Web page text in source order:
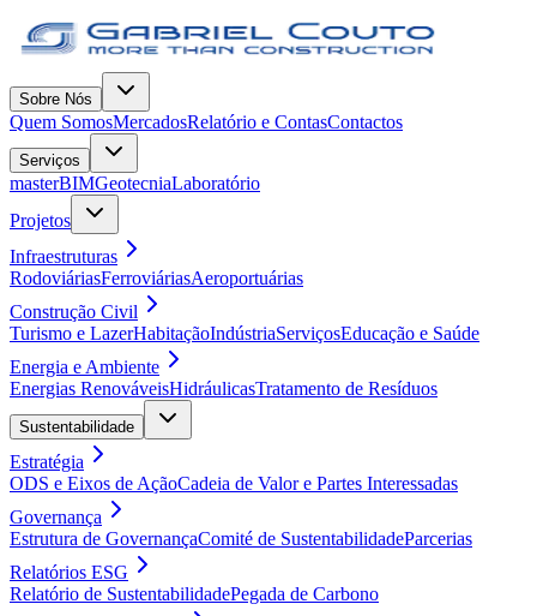
Sobre Nós
Quem SomosMercadosRelatório e ContasContactos
Serviços
masterBIMGeotecniaLaboratório
Projetos
Infraestruturas
RodoviáriasFerroviáriasAeroportuárias
Construção Civil
Turismo e LazerHabitaçãoIndústriaServiçosEducação e Saúde
Energia e Ambiente
Energias RenováveisHidráulicasTratamento de Resíduos
Sustentabilidade
Estratégia
ODS e Eixos de AçãoCadeia de Valor e Partes Interessadas
Governança
Estrutura de GovernançaComité de SustentabilidadeParcerias
Relatórios ESG
Relatório de SustentabilidadePegada de Carbono